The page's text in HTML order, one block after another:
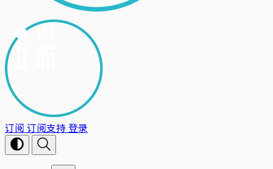
订阅 订阅支持登录